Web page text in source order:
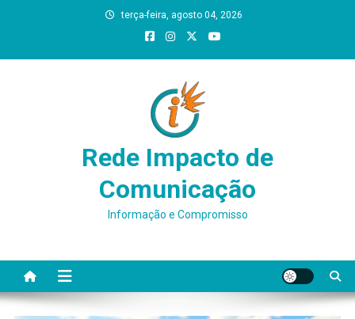
terça-feira, agosto 04, 2026
Rede Impacto de
Comunicação
Informação e Compromisso